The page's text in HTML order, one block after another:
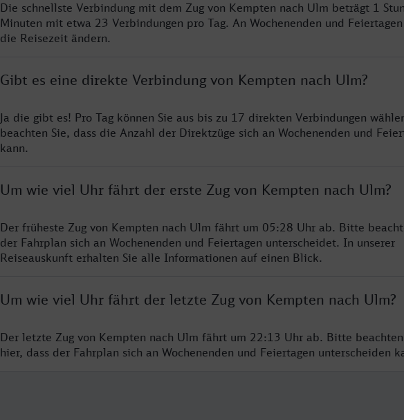
Die schnellste Verbindung mit dem Zug von Kempten nach Ulm beträgt 1
Minuten mit etwa 23 Verbindungen pro Tag. An Wochenenden und
die Reisezeit ändern.
Gibt es eine direkte Verbindung von Kempten nach Ulm?
Ja die gibt es! Pro Tag können Sie aus bis zu 17 direkten Verbindungen
beachten Sie, dass die Anzahl der Direktzüge sich an Wochenenden und
kann.
Um wie viel Uhr fährt der erste Zug von Kempten nach Ulm?
Der früheste Zug von Kempten nach Ulm fährt um 05:28 Uhr ab. Bitte
der Fahrplan sich an Wochenenden und Feiertagen unterscheidet. In unserer
Reiseauskunft erhalten Sie alle Informationen auf einen Blick.
Um wie viel Uhr fährt der letzte Zug von Kempten nach Ulm?
Der letzte Zug von Kempten nach Ulm fährt um 22:13 Uhr ab. Bitte beachten
hier, dass der Fahrplan sich an Wochenenden und Feiertagen unterscheiden